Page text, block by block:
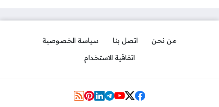
من نحن اتصل بنا
سياسة الخصوصية
اتفاقية الاستخدام
مواقع التواصل